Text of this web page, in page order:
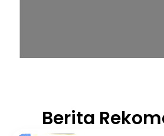
Berita